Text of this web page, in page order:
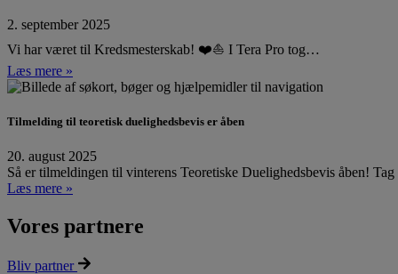
2. september 2025
Vi har været til Kredsmesterskab! ❤️⛵ I Tera Pro tog…
Læs mere »
Tilmelding til teoretisk duelighedsbevis er åben
20. august 2025
Så er tilmeldingen til vinterens Teoretiske Duelighedsbevis åben!
Læs mere »
Vores partnere
Bliv partner